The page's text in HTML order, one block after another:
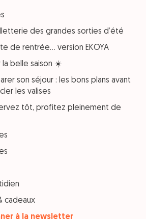
des grandes sorties d’été
de rentrée… version EKOYA
la belle saison ☀️
son séjour : les bons plans avant
les valises
tôt, profitez pleinement de
cadeaux
à la newsletter